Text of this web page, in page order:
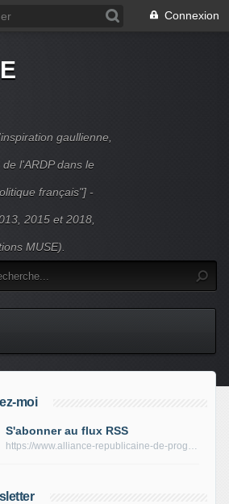
Connexion
gaullienne,
l'ARDP dans le
français"] -
2015 et 2018,
MUSE).
moi
S'abonner au flux RSS
https://www.alliance-republicaine-de-progres.com/rss